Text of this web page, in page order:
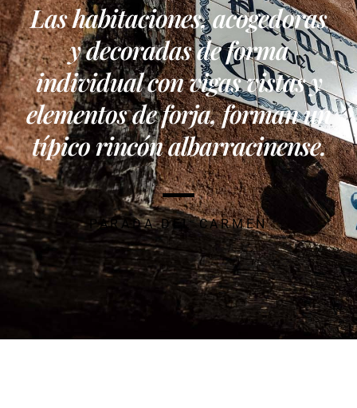
Las habitaciones, acogedoras
y decoradas de forma
individual con vigas vistas y
elementos de forja, forman un
típico rincón albarracinense.
PARADA DEL CARMEN